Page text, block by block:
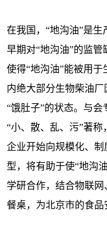
在我国，“地沟油”是
早期对“地沟油”的监管
使得“地沟油”能被用
内绝大部分生物柴油
“饿肚子”的状态。与会
“小、散、乱、污”著称
企业开始向规模化、
型，将有助于使“地沟
学研合作，结合物联
餐桌，为北京市的食品